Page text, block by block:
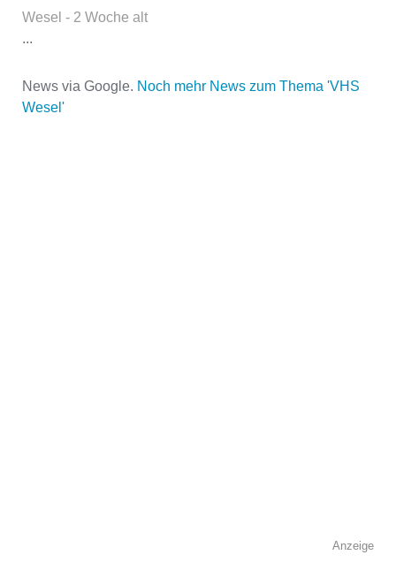
Wesel - 2 Woche alt
...
News via Google. Noch mehr News zum Thema 'VHS
Wesel'
Anzeige